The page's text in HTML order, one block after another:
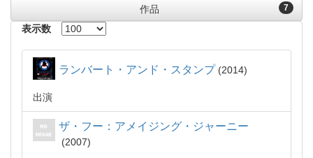
7
作品
表示数
ランバート・アンド・スタンプ 2014
出演
ザ・フー：アメイジング・ジャーニー
2007